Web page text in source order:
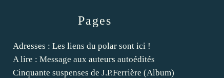
Pages
Adresses : Les liens du polar sont ici !
A lire : Message aux auteurs autoédités
Cinquante suspenses de J.P.Ferrière (Album)